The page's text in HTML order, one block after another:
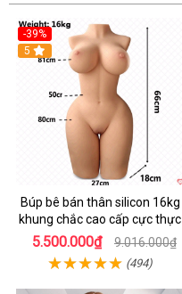
-39%
5
Búp bê bán thân silicon 16kg
khung chắc cao cấp cực thực
5.500.000₫ 9.016.000₫
(494)